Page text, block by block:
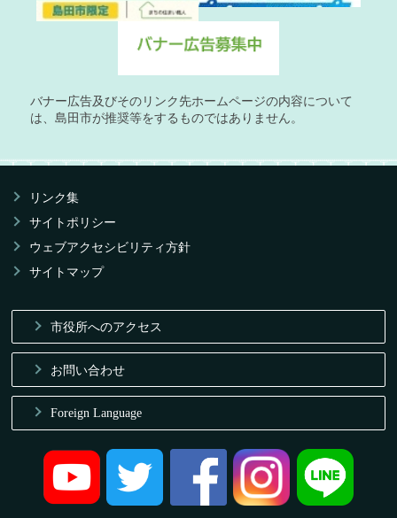
バナー広告及びそのリンク先ホームページの内容について
は、島田市が推奨等をするものではありません。
リンク集
サイトポリシー
ウェブアクセシビリティ方針
サイトマップ
市役所へのアクセス
お問い合わせ
Foreign Language